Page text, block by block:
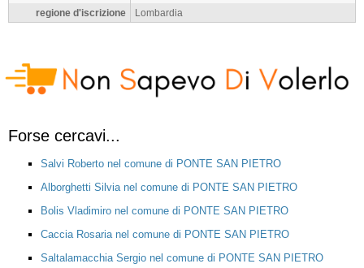
regione d'iscrizione
Lombardia
Forse cercavi...
Salvi Roberto nel comune di PONTE SAN PIETRO
Alborghetti Silvia nel comune di PONTE SAN PIETRO
Bolis Vladimiro nel comune di PONTE SAN PIETRO
Caccia Rosaria nel comune di PONTE SAN PIETRO
Saltalamacchia Sergio nel comune di PONTE SAN PIETRO